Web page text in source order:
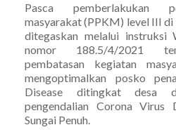
Pasca pemberlakukan
masyarakat (PPKM) level III di
ditegaskan melalui instruksi
nomor 188.5/4/2021
pembatasan kegiatan
mengoptimalkan posko
Disease ditingkat desa
pengendalian Corona
Sungai Penuh.